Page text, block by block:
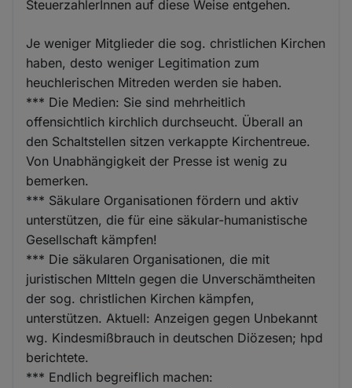
SteuerzahlerInnen auf diese Weise entgehen.
Je weniger Mitglieder die sog. christlichen Kirchen
haben, desto weniger Legitimation zum
heuchlerischen Mitreden werden sie haben.
*** Die Medien: Sie sind mehrheitlich
offensichtlich kirchlich durchseucht. Überall an
den Schaltstellen sitzen verkappte Kirchentreue.
Von Unabhängigkeit der Presse ist wenig zu
bemerken.
*** Säkulare Organisationen fördern und aktiv
unterstützen, die für eine säkular-humanistische
Gesellschaft kämpfen!
*** Die säkularen Organisationen, die mit
juristischen MItteln gegen die Unverschämtheiten
der sog. christlichen Kirchen kämpfen,
unterstützen. Aktuell: Anzeigen gegen Unbekannt
wg. Kindesmißbrauch in deutschen Diözesen; hpd
berichtete.
*** Endlich begreiflich machen: